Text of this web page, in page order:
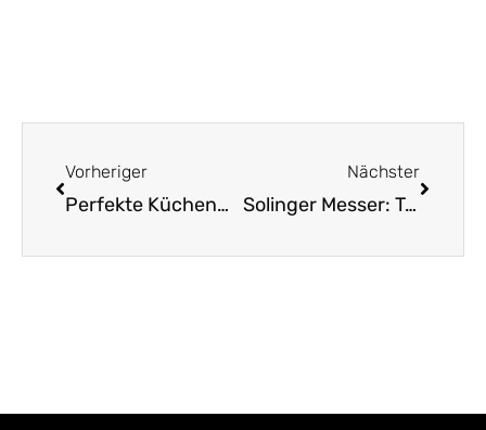
Vorheriger
Perfekte Küchenmesser aus Solingen handgemacht entdecken
Nächster
Solinger Messer: Traditionelle Qualität seit Generationen